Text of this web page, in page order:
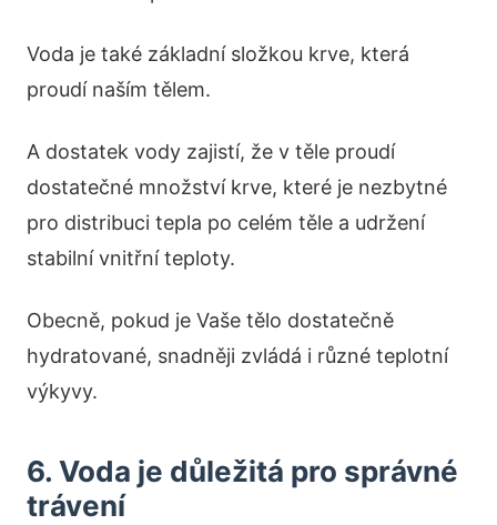
Voda je také základní složkou krve, která
proudí naším tělem.
A dostatek vody zajistí, že v těle proudí
dostatečné množství krve, které je nezbytné
pro distribuci tepla po celém těle a udržení
stabilní vnitřní teploty.
Obecně, pokud je Vaše tělo dostatečně
hydratované, snadněji zvládá i různé teplotní
výkyvy.
6. Voda je důležitá pro správné
trávení